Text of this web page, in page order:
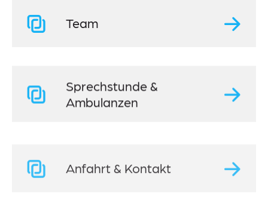
Team
Sprechstunde &
Ambulanzen
Anfahrt & Kontakt